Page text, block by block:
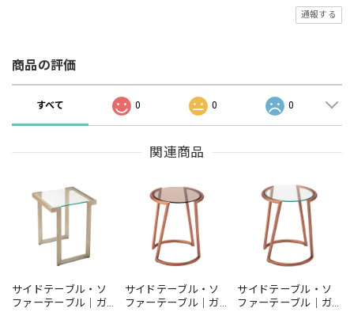
通報する
商品の評価
すべて 0 0 0
関連商品
サイドテーブル・ソ
ファーテーブル｜ガ
サイドテーブル・ソ
ファーテーブル｜ガ
サイドテーブル・ソ
ファーテーブル｜ガ